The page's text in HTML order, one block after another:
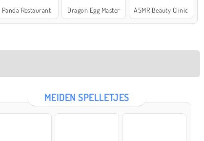
Panda Restaurant Dragon Egg Master ASMR Beauty Clinic
MEIDEN SPELLETJES